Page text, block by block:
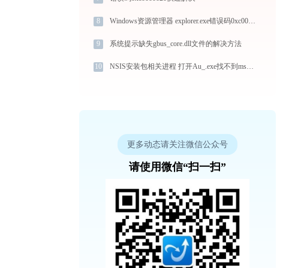
8 Windows资源管理器 explorer.exe错误码0xc0000024处理办法
9 系统提示缺失gbus_core.dll文件的解决方法
10 NSIS安装包相关进程 打开Au_.exe找不到msvcr100.dll怎么办
更多动态请关注微信公众号
请使用微信“扫一扫”